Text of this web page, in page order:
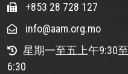
+853 28 728 127
info@aam.org.mo
星期一至五上午9:30
6:30